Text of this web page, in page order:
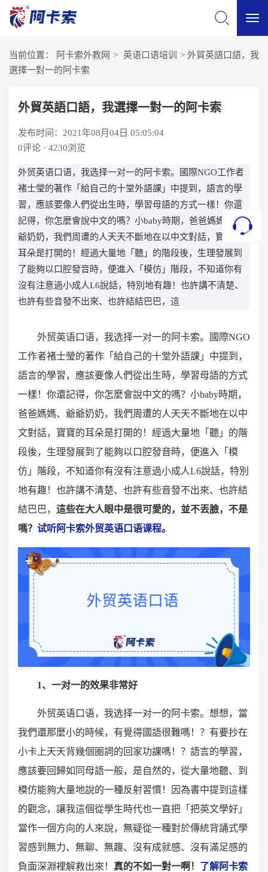
当前位置： 阿卡索外教网 > 英语口语培训 > 外貿英語口語，我
選擇一對一的阿卡索
外貿英語口語，我選擇一對一的阿卡索
发布时间：2021年08月04日 05:05:04
0评论 · 4230浏览
外贸英语口语，我选择一对一的阿卡索。國際NGO工作者
褚士瑩的著作「給自己的十堂外語課」中提到，語言的學
習，應該要像人們從出生時，學習母語的方式一樣！你還
記得，你怎麼會說中文的嗎？小baby時期，爸爸媽媽、爺
爺奶奶，我們周遭的人天天不斷地在以中文對話，寶寶的
耳朵是打開的！經過大量地「聽」的階段後，生理發展到
了能夠以口腔發音時，便進入「模仿」階段，不知道你有
沒有注意過小成人L6說話，特別地有趣！也許講不清楚、
也許有些音發不出來、也許結結巴巴，這
外贸英语口语，我选择一对一的阿卡索。國際NGO
工作者褚士瑩的著作「給自己的十堂外語課」中提到，
語言的學習，應該要像人們從出生時，學習母語的方式
一樣！你還記得，你怎麼會說中文的嗎？小baby時期，
爸爸媽媽、爺爺奶奶，我們周遭的人天天不斷地在以中
文對話，寶寶的耳朵是打開的！經過大量地「聽」的階
段後，生理發展到了能夠以口腔發音時，便進入「模
仿」階段，不知道你有沒有注意過小成人L6說話，特別
地有趣！也許講不清楚、也許有些音發不出來、也許結
結巴巴， 這些在大人眼中是很可愛的，並不丟臉，不是
嗎？ 试听阿卡索外贸英语口语课程。
1、一对一的效果非常好
外贸英语口语，我选择一对一的阿卡索。想想，當
我們還那麼小的時候，有覺得國語很難嗎！？有要抄在
小卡上天天背幾個圈詞的回家功課嗎！？語言的學習，
應該要回歸如同母語一般，是自然的，從大量地聽、到
模仿能夠大量地說的一種反射習慣！因為書中提到這樣
的觀念，讓我這個從學生時代也一直把「把英文學好」
當作一個方向的人來說，無疑從一種對於傳統背誦式學
習感到無力、無聊、無趣、沒有成就感、沒有滿足感的
負面深淵裡解救出來！ 真的不如一對一啊！ 了解阿卡索